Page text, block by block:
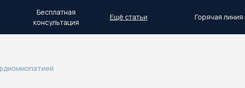
Горячая линия:
Ещё статьи
Бесплатная
консультация